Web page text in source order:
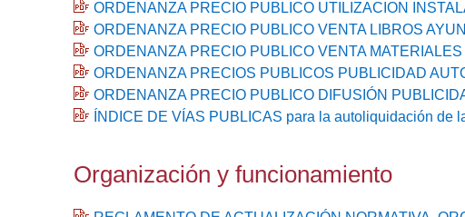
ORDENANZA PRECIO PUBLICO UTILIZACION
ORDENANZA PRECIO PUBLICO VENTA LIBROS
ORDENANZA PRECIO PUBLICO VENTA
ORDENANZA PRECIOS PUBLICOS PUBLICIDAD
ORDENANZA PRECIO PUBLICO DIFUSIÓN
ÍNDICE DE VÍAS PUBLICAS para la autoliquidación de
Organización y funcionamiento